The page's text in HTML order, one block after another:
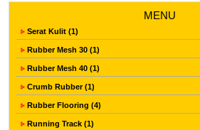
MENU
Serat Kulit (1)
Rubber Mesh 30 (1)
Rubber Mesh 40 (1)
Crumb Rubber (1)
Rubber Flooring (4)
Running Track (1)